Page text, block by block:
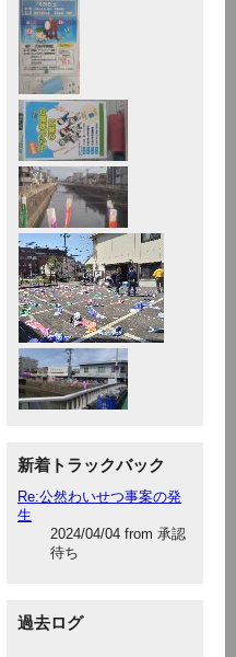
新着トラックバック
Re:公然わいせつ事案の発
生
2024/04/04 from 承認
待ち
過去ログ